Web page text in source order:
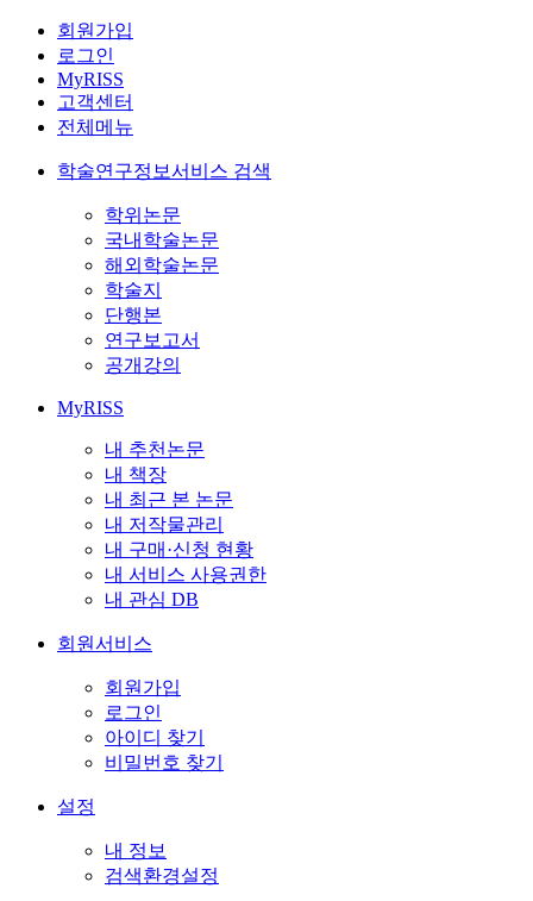
회원가입
로그인
MyRISS
고객센터
전체메뉴
학술연구정보서비스 검색
학위논문
국내학술논문
해외학술논문
학술지
단행본
연구보고서
공개강의
MyRISS
내 추천논문
내 책장
내 최근 본 논문
내 저작물관리
내 구매·신청 현황
내 서비스 사용권한
내 관심 DB
회원서비스
회원가입
로그인
아이디 찾기
비밀번호 찾기
설정
내 정보
검색환경설정